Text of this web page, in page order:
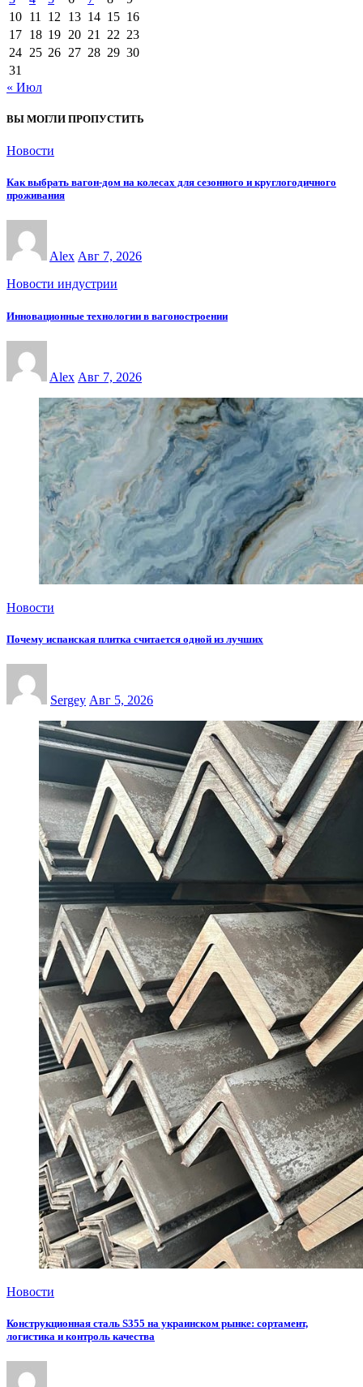
10 11 12 13 14 15 16
17 18 19 20 21 22 23
24 25 26 27 28 29 30
31
« Июл
ВЫ МОГЛИ ПРОПУСТИТЬ
Новости
Как выбрать вагон-дом на колесах для сезонного и круглогодичного
проживания
Alex Авг 7, 2026
Новости индустрии
Инновационные технологии в вагоностроении
Alex Авг 7, 2026
Новости
Почему испанская плитка считается одной из лучших
Sergey Авг 5, 2026
Новости
Конструкционная сталь S355 на украинском рынке: сортамент,
логистика и контроль качества